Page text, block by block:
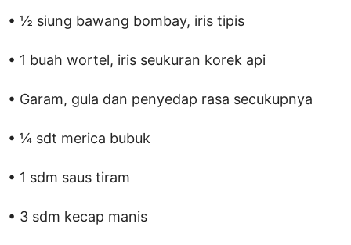
• ½ siung bawang bombay, iris tipis
• 1 buah wortel, iris seukuran korek api
• Garam, gula dan penyedap rasa secukupnya
• ¼ sdt merica bubuk
• 1 sdm saus tiram
• 3 sdm kecap manis